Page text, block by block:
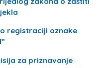
registraciji oznake
za priznavanje